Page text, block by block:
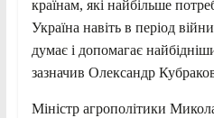
країнам, які найбільше
Україна навіть в період
думає і допомагає
зазначив Олександр
Міністр агрополітики